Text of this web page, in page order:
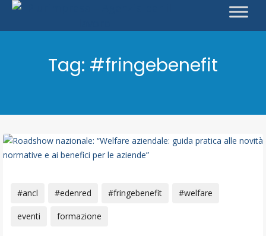
Tag: #fringebenefit
#ancl #edenred #fringebenefit #welfare
eventi formazione